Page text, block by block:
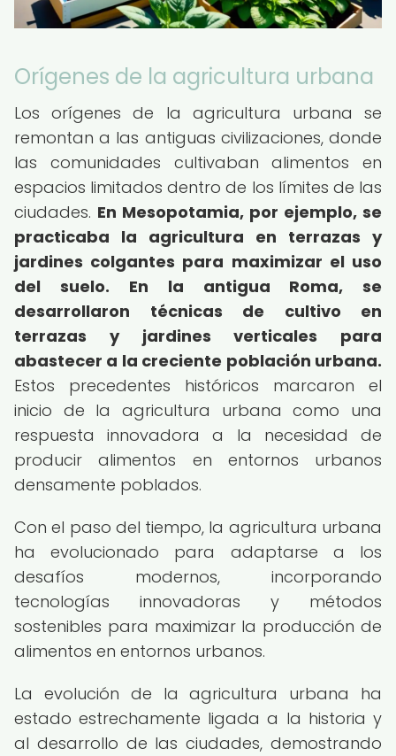
Orígenes de la agricultura urbana
Los orígenes de la agricultura urbana se
remontan a las antiguas civilizaciones, donde
las comunidades cultivaban alimentos en
espacios limitados dentro de los límites de las
ciudades. En Mesopotamia, por ejemplo, se
practicaba la agricultura en terrazas y
jardines colgantes para maximizar el uso
del suelo.
En la antigua Roma, se
desarrollaron técnicas de cultivo en
terrazas y jardines verticales para
abastecer a la creciente población urbana.
Estos precedentes históricos marcaron el
inicio de la agricultura urbana como una
respuesta innovadora a la necesidad de
producir alimentos en entornos urbanos
densamente poblados.
Con el paso del tiempo, la agricultura urbana
ha evolucionado para adaptarse a los
desafíos modernos, incorporando
tecnologías innovadoras y métodos
sostenibles para maximizar la producción de
alimentos en entornos urbanos.
La evolución de la agricultura urbana ha
estado estrechamente ligada a la historia y
al desarrollo de las ciudades, demostrando